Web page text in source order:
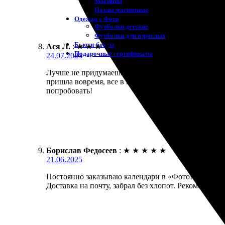
Пазлы магнитные
Одежда с Фото
Футболки детские
Футболки для взрослых
Бьюти-боксы
Подарочные сертификаты
Ася Л. : ★ ★ ★ ★ ★
24.07.2025
Лучше не придумаешь! Выбор очень широкий, есть
пришла вовремя, все в идеальном состоянии.
попробовать!
Борислав Федосеев : ★ ★ ★ ★ ★
21.06.2025
Постоянно заказываю календари в «ФотоПочта».
Доставка на почту, забрал без хлопот. Рекомендую!